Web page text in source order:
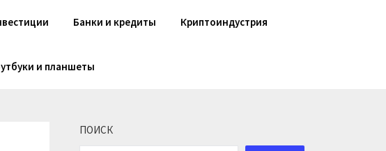
Банки и кредиты Криптоиндустрия
и планшеты
ПОИСК